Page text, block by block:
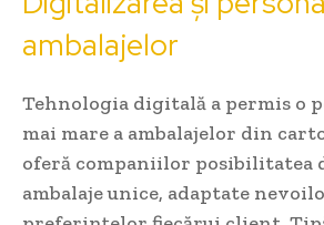
ambalajelor
Tehnologia digitală a permis o
mai mare a ambalajelor din
oferă companiilor posibilitatea
ambalaje unice, adaptate